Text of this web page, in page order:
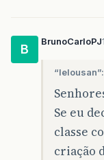
B
BrunoCarloPJ
“lelousan”:
Se eu
classe
criação